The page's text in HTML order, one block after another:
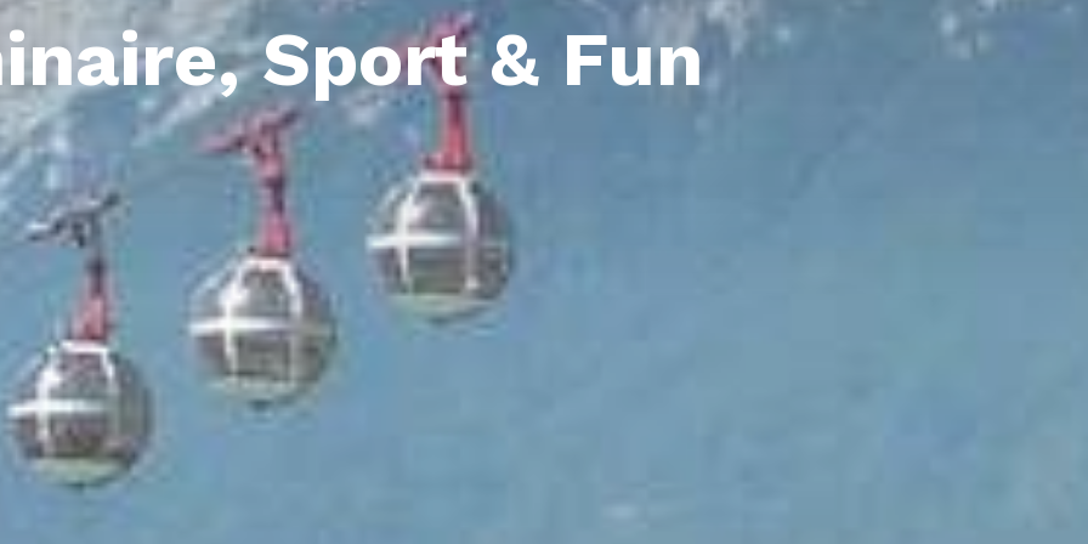
Sport & Fun